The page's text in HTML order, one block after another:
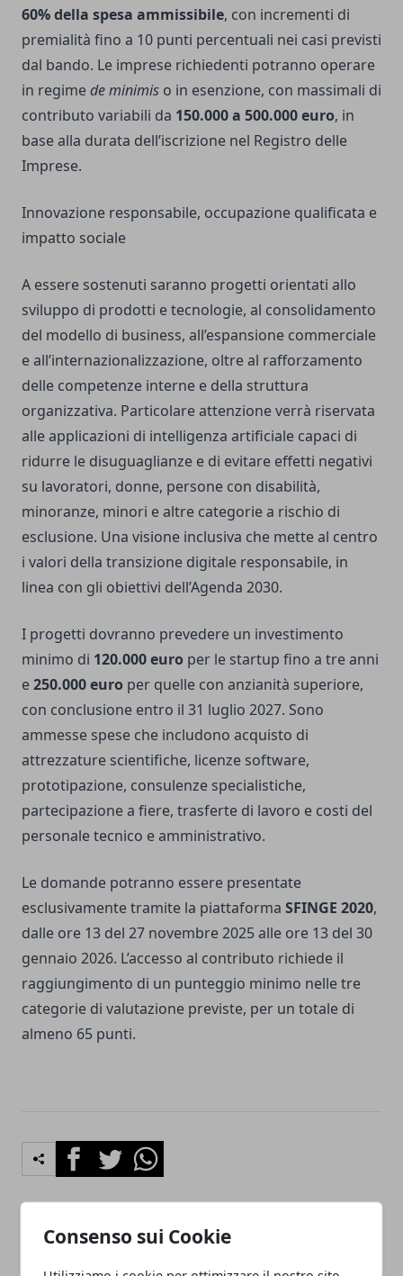
Consenso sui Cookie
60% della spesa ammissibile, con incrementi di
premialità fino a 10 punti percentuali nei casi previsti
dal bando. Le imprese richiedenti potranno operare
in regimede minimis o in esenzione, con massimali di
contributo variabili da 150.000 a 500.000 euro, in
base alla durata dell’iscrizione nel Registro delle
Imprese.
Innovazione responsabile, occupazione qualificata e
impatto sociale
A essere sostenuti saranno progetti orientati allo
sviluppo di prodotti e tecnologie, al consolidamento
del modello di business, all’espansione commerciale
e all’internazionalizzazione, oltre al rafforzamento
delle competenze interne e della struttura
organizzativa. Particolare attenzione verrà riservata
alle applicazioni di intelligenza artificiale capaci di
ridurre le disuguaglianze e di evitare effetti negativi
su lavoratori, donne, persone con disabilità,
minoranze, minori e altre categorie a rischio di
esclusione. Una visione inclusiva che mette al centro
i valori della transizione digitale responsabile, in
linea con gli obiettivi dell’Agenda 2030.
I progetti dovranno prevedere un investimento
minimo di 120.000 euro per le startup fino a tre anni
e250.000 euro per quelle con anzianità superiore,
con conclusione entro il 31 luglio 2027. Sono
ammesse spese che includono acquisto di
attrezzature scientifiche, licenze software,
prototipazione, consulenze specialistiche,
partecipazione a fiere, trasferte di lavoro e costi del
personale tecnico e amministrativo.
Le domande potranno essere presentate
esclusivamente tramite la piattaforma SFINGE 2020,
dalle ore 13 del 27 novembre 2025 alle ore 13 del 30
gennaio 2026. L’accesso al contributo richiede il
raggiungimento di un punteggio minimo nelle tre
categorie di valutazione previste, per un totale di
almeno 65 punti.
FacebookTwitterWhatsapp